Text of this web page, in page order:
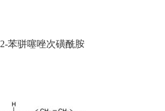
苯骈噻唑次磺酰胺